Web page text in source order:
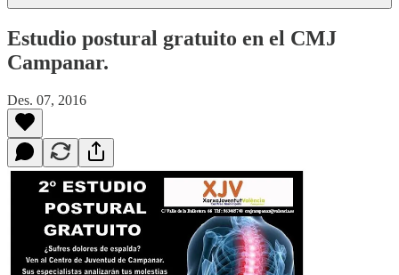
Estudio postural gratuito en el CMJ
Campanar.
Des. 07, 2016